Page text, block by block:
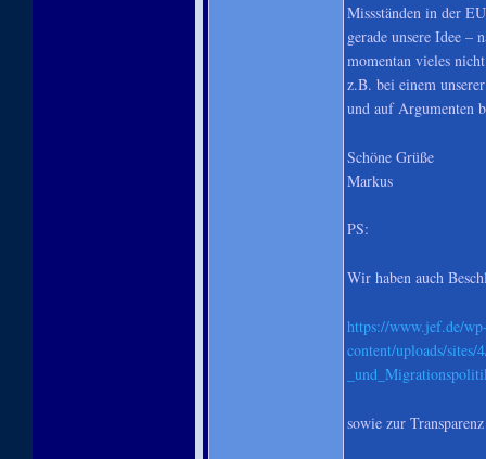
Missständen in der
gerade unsere Idee
momentan vieles
z.B. bei einem
und auf Argumenten
Schöne Grüße
Markus
PS:
Wir haben auch
https://www.jef.de/
content/uploads/
sowie zur